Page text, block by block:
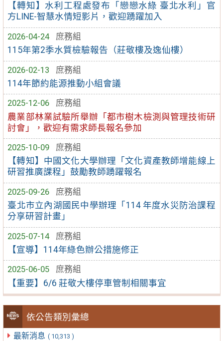
【轉知】水利工程處發布「戀戀水綠 臺北水利」官
方LINE-智慧水情短影片，歡迎踴躍加入
2026-04-24
庶務組
115年第2季水質檢驗報告（莊敬樓及逸仙樓）
2026-02-13
庶務組
114年節約能源推動小組會議
2025-12-06
庶務組
農業部林業試驗所舉辦「都市樹木檢測與管理技術研
討會」，歡迎有需求師長報名參加
2025-10-09
庶務組
【轉知】中國文化大學辦理「文化資產教師增能線上
研習推廣課程」鼓勵教師踴躍報名
2025-09-26
庶務組
臺北市立內湖國民中學辦理「114 年度水災防治課程
分享研習計畫」
2025-07-14
庶務組
【宣導】114年綠色辦公措施修正
2025-06-05
庶務組
【重要】6/6 莊敬大樓停車管制相關事宜
依公告類別彙總
最新消息 ( 10,313 )